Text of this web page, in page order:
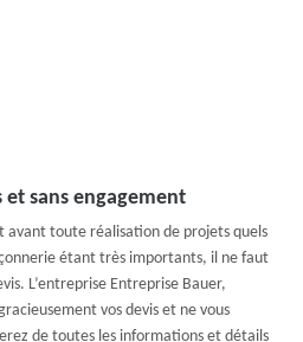
et sans engagement
avant toute réalisation de projets quels
étant très importants, il ne faut
L’entreprise Entreprise Bauer,
vos devis et ne vous
de toutes les informations et détails